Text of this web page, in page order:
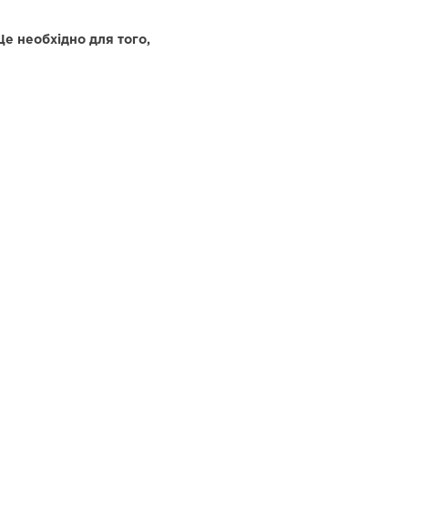
необхідно для того,